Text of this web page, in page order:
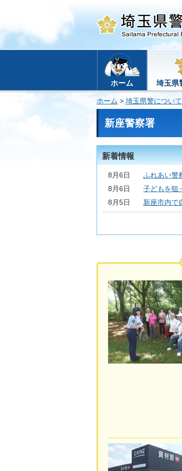
ホーム 埼玉県
ホーム > 埼玉県警について
新座警察署
新着情報
8月6日
ふれあい警
8月6日
子どもを狙
8月5日
新座市内で